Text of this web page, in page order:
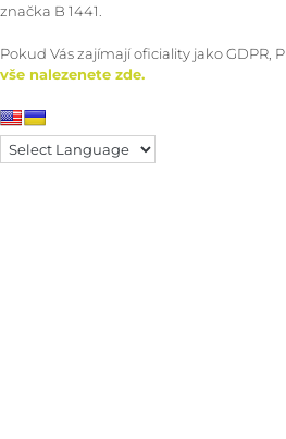
značka B 1441.
Pokud Vás zajímají oficiality jako GDPR,
vše nalezenete zde.